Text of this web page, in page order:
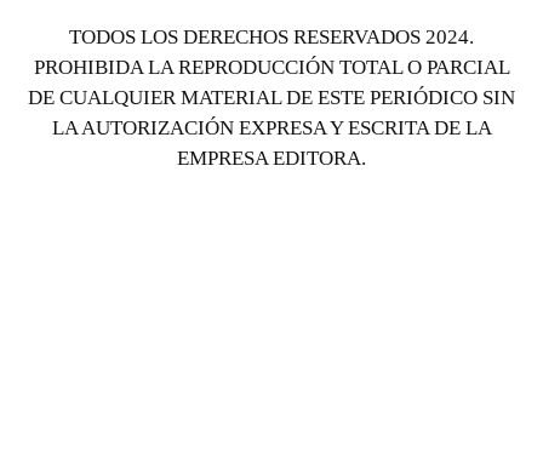
TODOS LOS DERECHOS RESERVADOS 2024.
PROHIBIDA LA REPRODUCCIÓN TOTAL O PARCIAL
DE CUALQUIER MATERIAL DE ESTE PERIÓDICO SIN
LA AUTORIZACIÓN EXPRESA Y ESCRITA DE LA
EMPRESA EDITORA.